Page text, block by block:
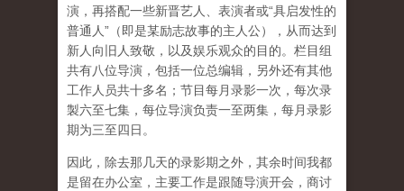
演，再搭配一些新晋艺人、表演者或“具启发性的
普通人”（即是某励志故事的主人公），从而达到
新人向旧人致敬，以及娱乐观众的目的。栏目组
共有八位导演，包括一位总编辑，另外还有其他
工作人员共十多名；节目每月录影一次，每次录
製六至七集，每位导演负责一至两集，每月录影
期为三至四日。
因此，除去那几天的录影期之外，其余时间我都
是留在办公室，主要工作是跟随导演开会，商讨